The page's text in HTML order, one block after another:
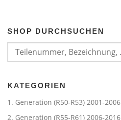
SHOP DURCHSUCHEN
KATEGORIEN
1. Generation (R50-R53) 2001-2006
2. Generation (R55-R61) 2006-2016